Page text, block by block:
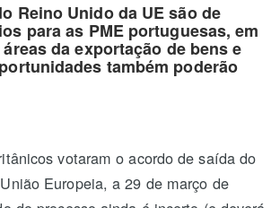
Reino Unido da UE são de
para as PME portuguesas, em
da exportação de bens e
também poderão
votaram o acordo de saída do
Europeia, a 29 de março de